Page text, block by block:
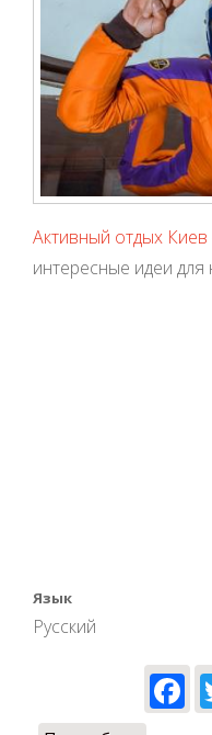
Активный отдых Киев
интересные идеи
Язык
Русский